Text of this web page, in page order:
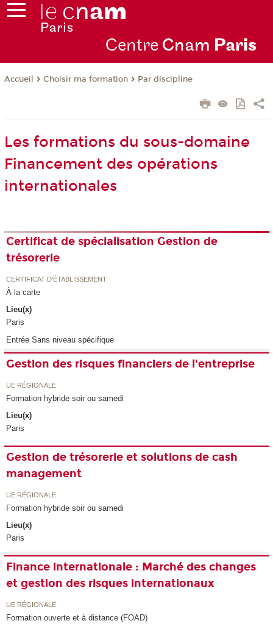
Centre Cnam Paris
Accueil Choisir ma formation Par discipline
Les formations du sous-domaine
Financement des opérations
internationales
Certificat de spécialisation Gestion de
trésorerie
CERTIFICAT D'ÉTABLISSEMENT
À la carte
Lieu(x)
Paris
Entrée Sans niveau spécifique
Gestion des risques financiers de l'entreprise
UE RÉGIONALE
Formation hybride soir ou samedi
Lieu(x)
Paris
Gestion de trésorerie et solutions de cash
management
UE RÉGIONALE
Formation hybride soir ou samedi
Lieu(x)
Paris
Finance internationale : Marché des changes
et gestion des risques internationaux
UE RÉGIONALE
Formation ouverte et à distance (FOAD)